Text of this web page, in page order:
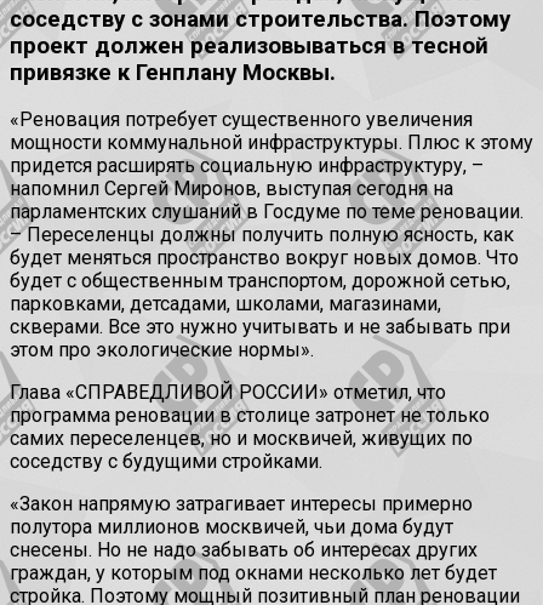
соседству с зонами строительства. Поэтому
проект должен реализовываться в тесной
привязке к Генплану Москвы.
«Реновация потребует существенного увеличения
мощности коммунальной инфраструктуры. Плюс к этому
придется расширять социальную инфраструктуру, –
напомнил Сергей Миронов, выступая сегодня на
парламентских слушаний в Госдуме по теме реновации.
– Переселенцы должны получить полную ясность, как
будет меняться пространство вокруг новых домов. Что
будет с общественным транспортом, дорожной сетью,
парковками, детсадами, школами, магазинами,
скверами. Все это нужно учитывать и не забывать при
этом про экологические нормы».
Глава «СПРАВЕДЛИВОЙ РОССИИ» отметил, что
программа реновации в столице затронет не только
самих переселенцев, но и москвичей, живущих по
соседству с будущими стройками.
«Закон напрямую затрагивает интересы примерно
полутора миллионов москвичей, чьи дома будут
снесены. Но не надо забывать об интересах других
граждан, у которым под окнами несколько лет будет
стройка. Поэтому мощный позитивный план реновации